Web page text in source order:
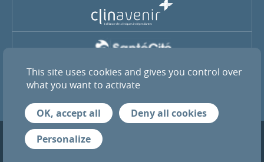
La Clinique Pasteur est membre du groupe coopératif SantéCité
et de l’alliance ClinAvenir
© 2026 Tous droits réservés — Clinique Pasteur de Toulouse
Mentions légales
This site uses cookies and gives you control over
what you want to activate
OK, accept all
Deny all cookies
Personalize